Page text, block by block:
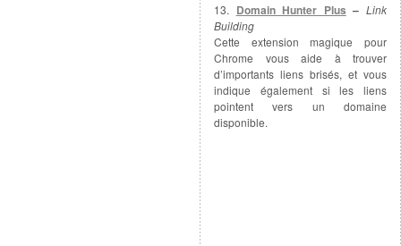
13. Domain Hunter Plus –Link
Building
Cette extension magique pour
Chrome vous aide à trouver
d’importants liens brisés, et vous
indique également si les liens
pointent vers un domaine
disponible.